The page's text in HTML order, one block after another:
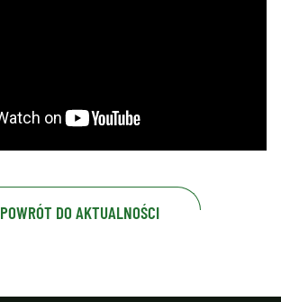
POWRÓT DO AKTUALNOŚCI